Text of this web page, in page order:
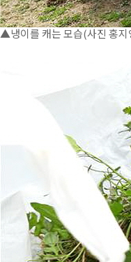
▲냉이를 캐는 모습(사진 홍지